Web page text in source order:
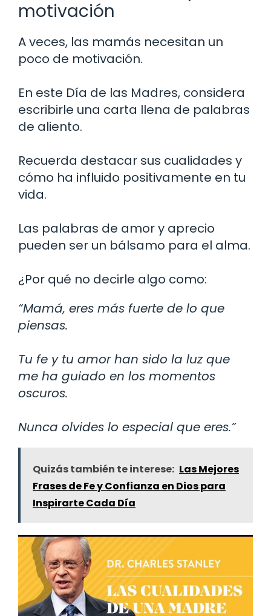
motivación
A veces, las mamás necesitan un
poco de motivación.
En este Día de las Madres, considera
escribirle una carta llena de palabras
de aliento.
Recuerda destacar sus cualidades y
cómo ha influido positivamente en tu
vida.
Las palabras de amor y aprecio
pueden ser un bálsamo para el alma.
¿Por qué no decirle algo como:
“Mamá, eres más fuerte de lo que
piensas.
Tu fe y tu amor han sido la luz que
me ha guiado en los momentos
oscuros.
Nunca olvides lo especial que eres.”
Quizás también te interese: Las Mejores
Frases de Fe y Confianza en Dios para
Inspirarte Cada Día